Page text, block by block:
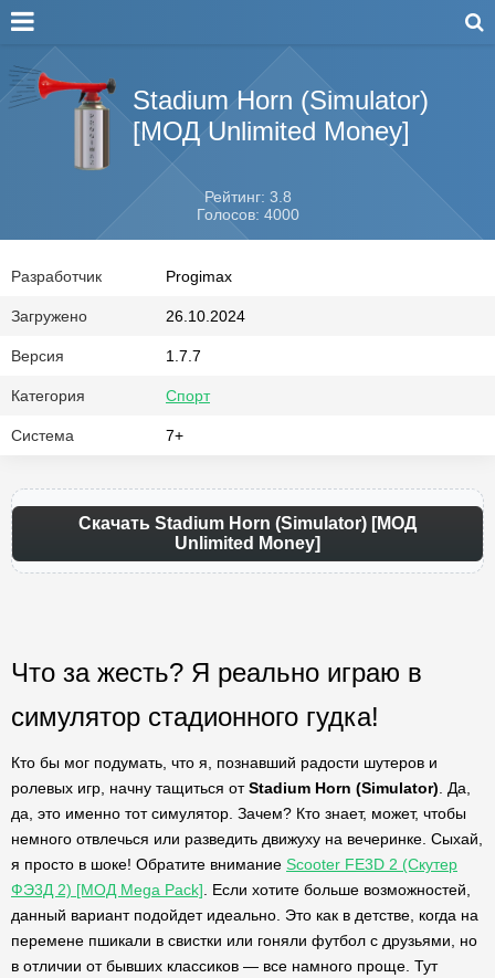
Stadium Horn (Simulator)
[МОД Unlimited Money]
Рейтинг: 3.8
Голосов: 4000
Разработчик Progimax
Загружено 26.10.2024
Версия 1.7.7
Категория Спорт
Система 7+
Скачать Stadium Horn (Simulator) [МОД
Unlimited Money]
Что за жесть? Я реально играю в
симулятор стадионного гудка!
Кто бы мог подумать, что я, познавший радости шутеров и
ролевых игр, начну тащиться отStadium Horn (Simulator) . Да,
да, это именно тот симулятор. Зачем? Кто знает, может, чтобы
немного отвлечься или разведить движуху на вечеринке. Сыхай,
я просто в шоке! Обратите внимание Scooter FE3D 2 (Скутер
ФЭ3Д 2) [МОД Mega Pack] . Если хотите больше возможностей,
данный вариант подойдет идеально. Это как в детстве, когда на
перемене пшикали в свистки или гоняли футбол с друзьями, но
в отличии от бывших классиков — все намного проще. Тут